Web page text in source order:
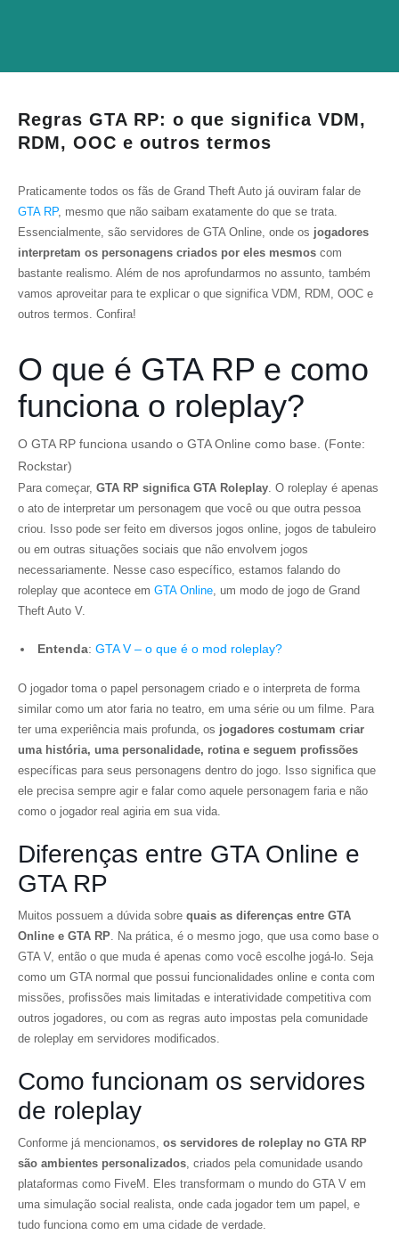
Regras GTA RP: o que significa VDM,
RDM, OOC e outros termos
Praticamente todos os fãs de Grand Theft Auto já ouviram falar de
GTA RP, mesmo que não saibam exatamente do que se trata.
Essencialmente, são servidores de GTA Online, onde os jogadores
interpretam os personagens criados por eles mesmos com
bastante realismo. Além de nos aprofundarmos no assunto, também
vamos aproveitar para te explicar o que significa VDM, RDM, OOC e
outros termos. Confira!
O que é GTA RP e como
funciona o roleplay?
O GTA RP funciona usando o GTA Online como base. (Fonte:
Rockstar)
Para começar, GTA RP significa GTA Roleplay. O roleplay é apenas
o ato de interpretar um personagem que você ou que outra pessoa
criou. Isso pode ser feito em diversos jogos online, jogos de tabuleiro
ou em outras situações sociais que não envolvem jogos
necessariamente. Nesse caso específico, estamos falando do
roleplay que acontece em GTA Online, um modo de jogo de Grand
Theft Auto V.
Entenda: GTA V – o que é o mod roleplay?
O jogador toma o papel personagem criado e o interpreta de forma
similar como um ator faria no teatro, em uma série ou um filme. Para
ter uma experiência mais profunda, os jogadores costumam criar
uma história, uma personalidade, rotina e seguem profissões
específicas para seus personagens dentro do jogo. Isso significa que
ele precisa sempre agir e falar como aquele personagem faria e não
como o jogador real agiria em sua vida.
Diferenças entre GTA Online e
GTA RP
Muitos possuem a dúvida sobre quais as diferenças entre GTA
Online e GTA RP. Na prática, é o mesmo jogo, que usa como base o
GTA V, então o que muda é apenas como você escolhe jogá-lo. Seja
como um GTA normal que possui funcionalidades online e conta com
missões, profissões mais limitadas e interatividade competitiva com
outros jogadores, ou com as regras auto impostas pela comunidade
de roleplay em servidores modificados.
Como funcionam os servidores
de roleplay
Conforme já mencionamos, os servidores de roleplay no GTA RP
são ambientes personalizados, criados pela comunidade usando
plataformas como FiveM. Eles transformam o mundo do GTA V em
uma simulação social realista, onde cada jogador tem um papel, e
tudo funciona como em uma cidade de verdade.